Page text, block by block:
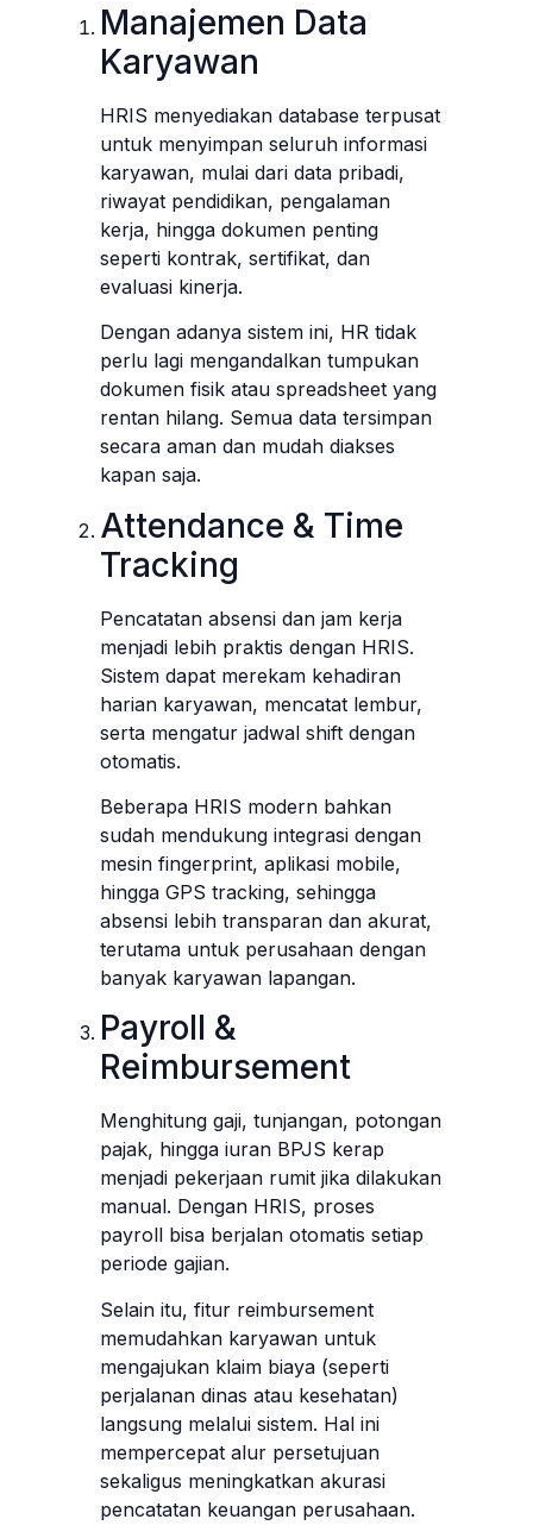
Manajemen Data
Karyawan
HRIS menyediakan database terpusat
untuk menyimpan seluruh informasi
karyawan, mulai dari data pribadi,
riwayat pendidikan, pengalaman
kerja, hingga dokumen penting
seperti kontrak, sertifikat, dan
evaluasi kinerja.
Dengan adanya sistem ini, HR tidak
perlu lagi mengandalkan tumpukan
dokumen fisik atau spreadsheet yang
rentan hilang. Semua data tersimpan
secara aman dan mudah diakses
kapan saja.
Attendance & Time
Tracking
Pencatatan absensi dan jam kerja
menjadi lebih praktis dengan HRIS.
Sistem dapat merekam kehadiran
harian karyawan, mencatat lembur,
serta mengatur jadwal shift dengan
otomatis.
Beberapa HRIS modern bahkan
sudah mendukung integrasi dengan
mesin fingerprint, aplikasi mobile,
hingga GPS tracking, sehingga
absensi lebih transparan dan akurat,
terutama untuk perusahaan dengan
banyak karyawan lapangan.
Payroll &
Reimbursement
Menghitung gaji, tunjangan, potongan
pajak, hingga iuran BPJS kerap
menjadi pekerjaan rumit jika dilakukan
manual. Dengan HRIS, proses
payroll bisa berjalan otomatis setiap
periode gajian.
Selain itu, fitur reimbursement
memudahkan karyawan untuk
mengajukan klaim biaya (seperti
perjalanan dinas atau kesehatan)
langsung melalui sistem. Hal ini
mempercepat alur persetujuan
sekaligus meningkatkan akurasi
pencatatan keuangan perusahaan.